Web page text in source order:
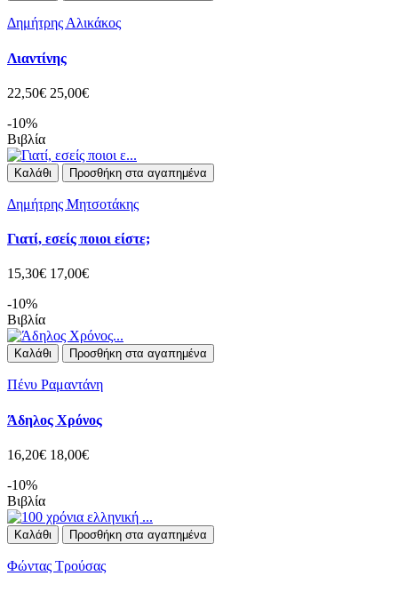
Δημήτρης Αλικάκος
Λιαντίνης
22,50€ 25,00€
-10%
Βιβλία
Καλάθι Προσθήκη στα αγαπημένα
Δημήτρης Μητσοτάκης
Γιατί, εσείς ποιοι είστε;
15,30€ 17,00€
-10%
Βιβλία
Καλάθι Προσθήκη στα αγαπημένα
Πένυ Ραμαντάνη
Άδηλος Χρόνος
16,20€ 18,00€
-10%
Βιβλία
Καλάθι Προσθήκη στα αγαπημένα
Φώντας Τρούσας